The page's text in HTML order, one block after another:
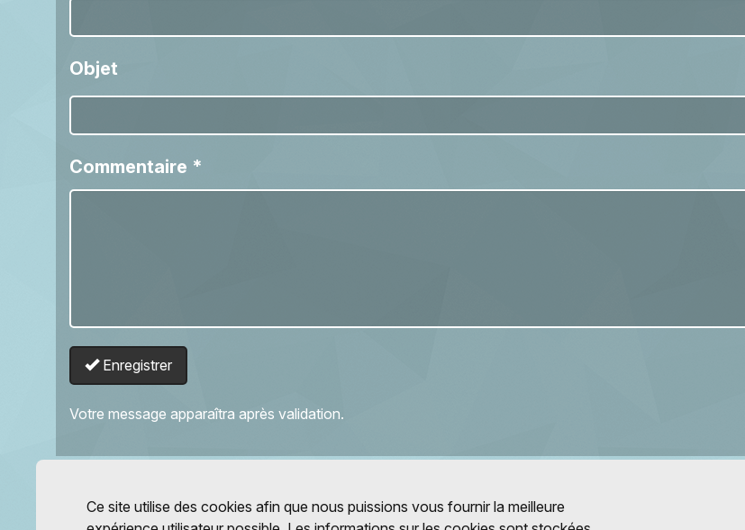
Objet
Commentaire *
Enregistrer
Votre message apparaîtra après validation.
Ce site utilise des cookies afin que nous puissions vous fournir la meilleure